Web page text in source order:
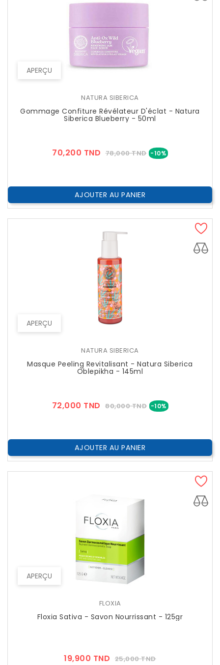
APERÇU
NATURA SIBERICA
Gommage Confiture Révélateur D'éclat - Natura
Siberica Blueberry - 50ml
70,200 TND Prix
78,000 TND -10%Prix
AJOUTER AU PANIER
APERÇU
NATURA SIBERICA
Masque Peeling Revitalisant - Natura Siberica
Oblepikha - 145ml
72,000 TND Prix
80,000 TND -10% Prix
AJOUTER AU PANIER
APERÇU
FLOXIA
Floxia Sativa - Savon Nourrissant - 125gr
19,900 TND Prix
25,000 TNDPrix